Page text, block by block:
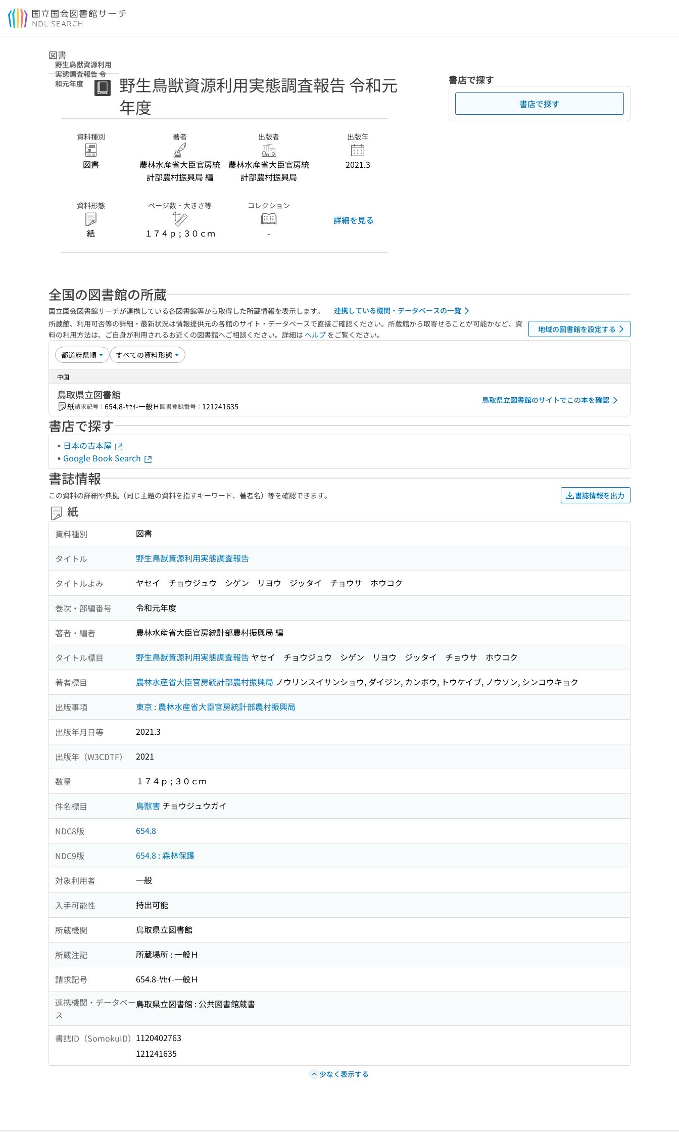
本文へ移動
図書
野生鳥獣資源利用
実態調査報告 令
和元年度
野生鳥獣資源利用実態調査報告 令和元
年度
資料種別
図書
著者
農林水産省大臣官房統
計部農村振興局 編
出版者
農林水産省大臣官房統
計部農村振興局
出版年
2021.3
資料形態
紙
ページ数・大きさ等
１７４ｐ ; ３０ｃｍ
コレクション
-
詳細を見る
書店で探す
書店で探す
全国の図書館の所蔵
国立国会図書館サーチが連携している各図書館等から取得した所蔵情報を表示します。
連携している機関・データベースの一覧
所蔵館、利用可否等の詳細・最新状況は情報提供元の各館のサイト・データベースで直接ご確認ください。所蔵館から取寄せることが可能かなど、資
料の利用方法は、ご自身が利用されるお近くの図書館へご相談ください。詳細は ヘルプ をご覧ください。
地域の図書館を設定する
中国
鳥取県立図書館
紙請求記号： 654.8-ﾔｾｲ-一般Ｈ図書登録番号： 121241635
鳥取県立図書館のサイトでこの本を確認
書店で探す
日本の古本屋
Google Book Search
書誌情報
この資料の詳細や典拠（同じ主題の資料を指すキーワード、著者名）等を確認できます。 書誌情報を出力
紙
資料種別 図書
タイトル 野生鳥獣資源利用実態調査報告
タイトルよみ ヤセイ チョウジュウ シゲン リヨウ ジッタイ チョウサ ホウコク
巻次・部編番号 令和元年度
著者・編者 農林水産省大臣官房統計部農村振興局 編
タイトル標目 野生鳥獣資源利用実態調査報告 ヤセイ チョウジュウ シゲン リヨウ ジッタイ チョウサ ホウコク
著者標目 農林水産省大臣官房統計部農村振興局 ノウリンスイサンショウ, ダイジン, カンボウ, トウケイブ, ノウソン, シンコウキョク
出版事項 東京 : 農林水産省大臣官房統計部農村振興局
出版年月日等 2021.3
出版年（W3CDTF） 2021
数量 １７４ｐ ; ３０ｃｍ
件名標目 鳥獣害 チョウジュウガイ
NDC8版 654.8
NDC9版 654.8 : 森林保護
対象利用者 一般
入手可能性 持出可能
所蔵機関 鳥取県立図書館
所蔵注記 所蔵場所 : 一般Ｈ
請求記号
654.8-ﾔｾｲ-一般Ｈ
連携機関・データベー
ス
鳥取県立図書館 : 公共図書館蔵書
書誌ID（SomokuID） 1120402763
121241635
少なく表示する